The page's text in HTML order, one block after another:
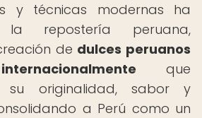
y técnicas modernas ha
la repostería peruana,
de dulces peruanos
que
su originalidad, sabor y
a Perú como un